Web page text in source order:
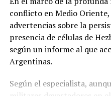
celebrar un momento
muerte de tres de sus
conflicto en Medio
advertencias sobre la
presencia de células de
según un informe al que
Argentinas.
Según el especialista,